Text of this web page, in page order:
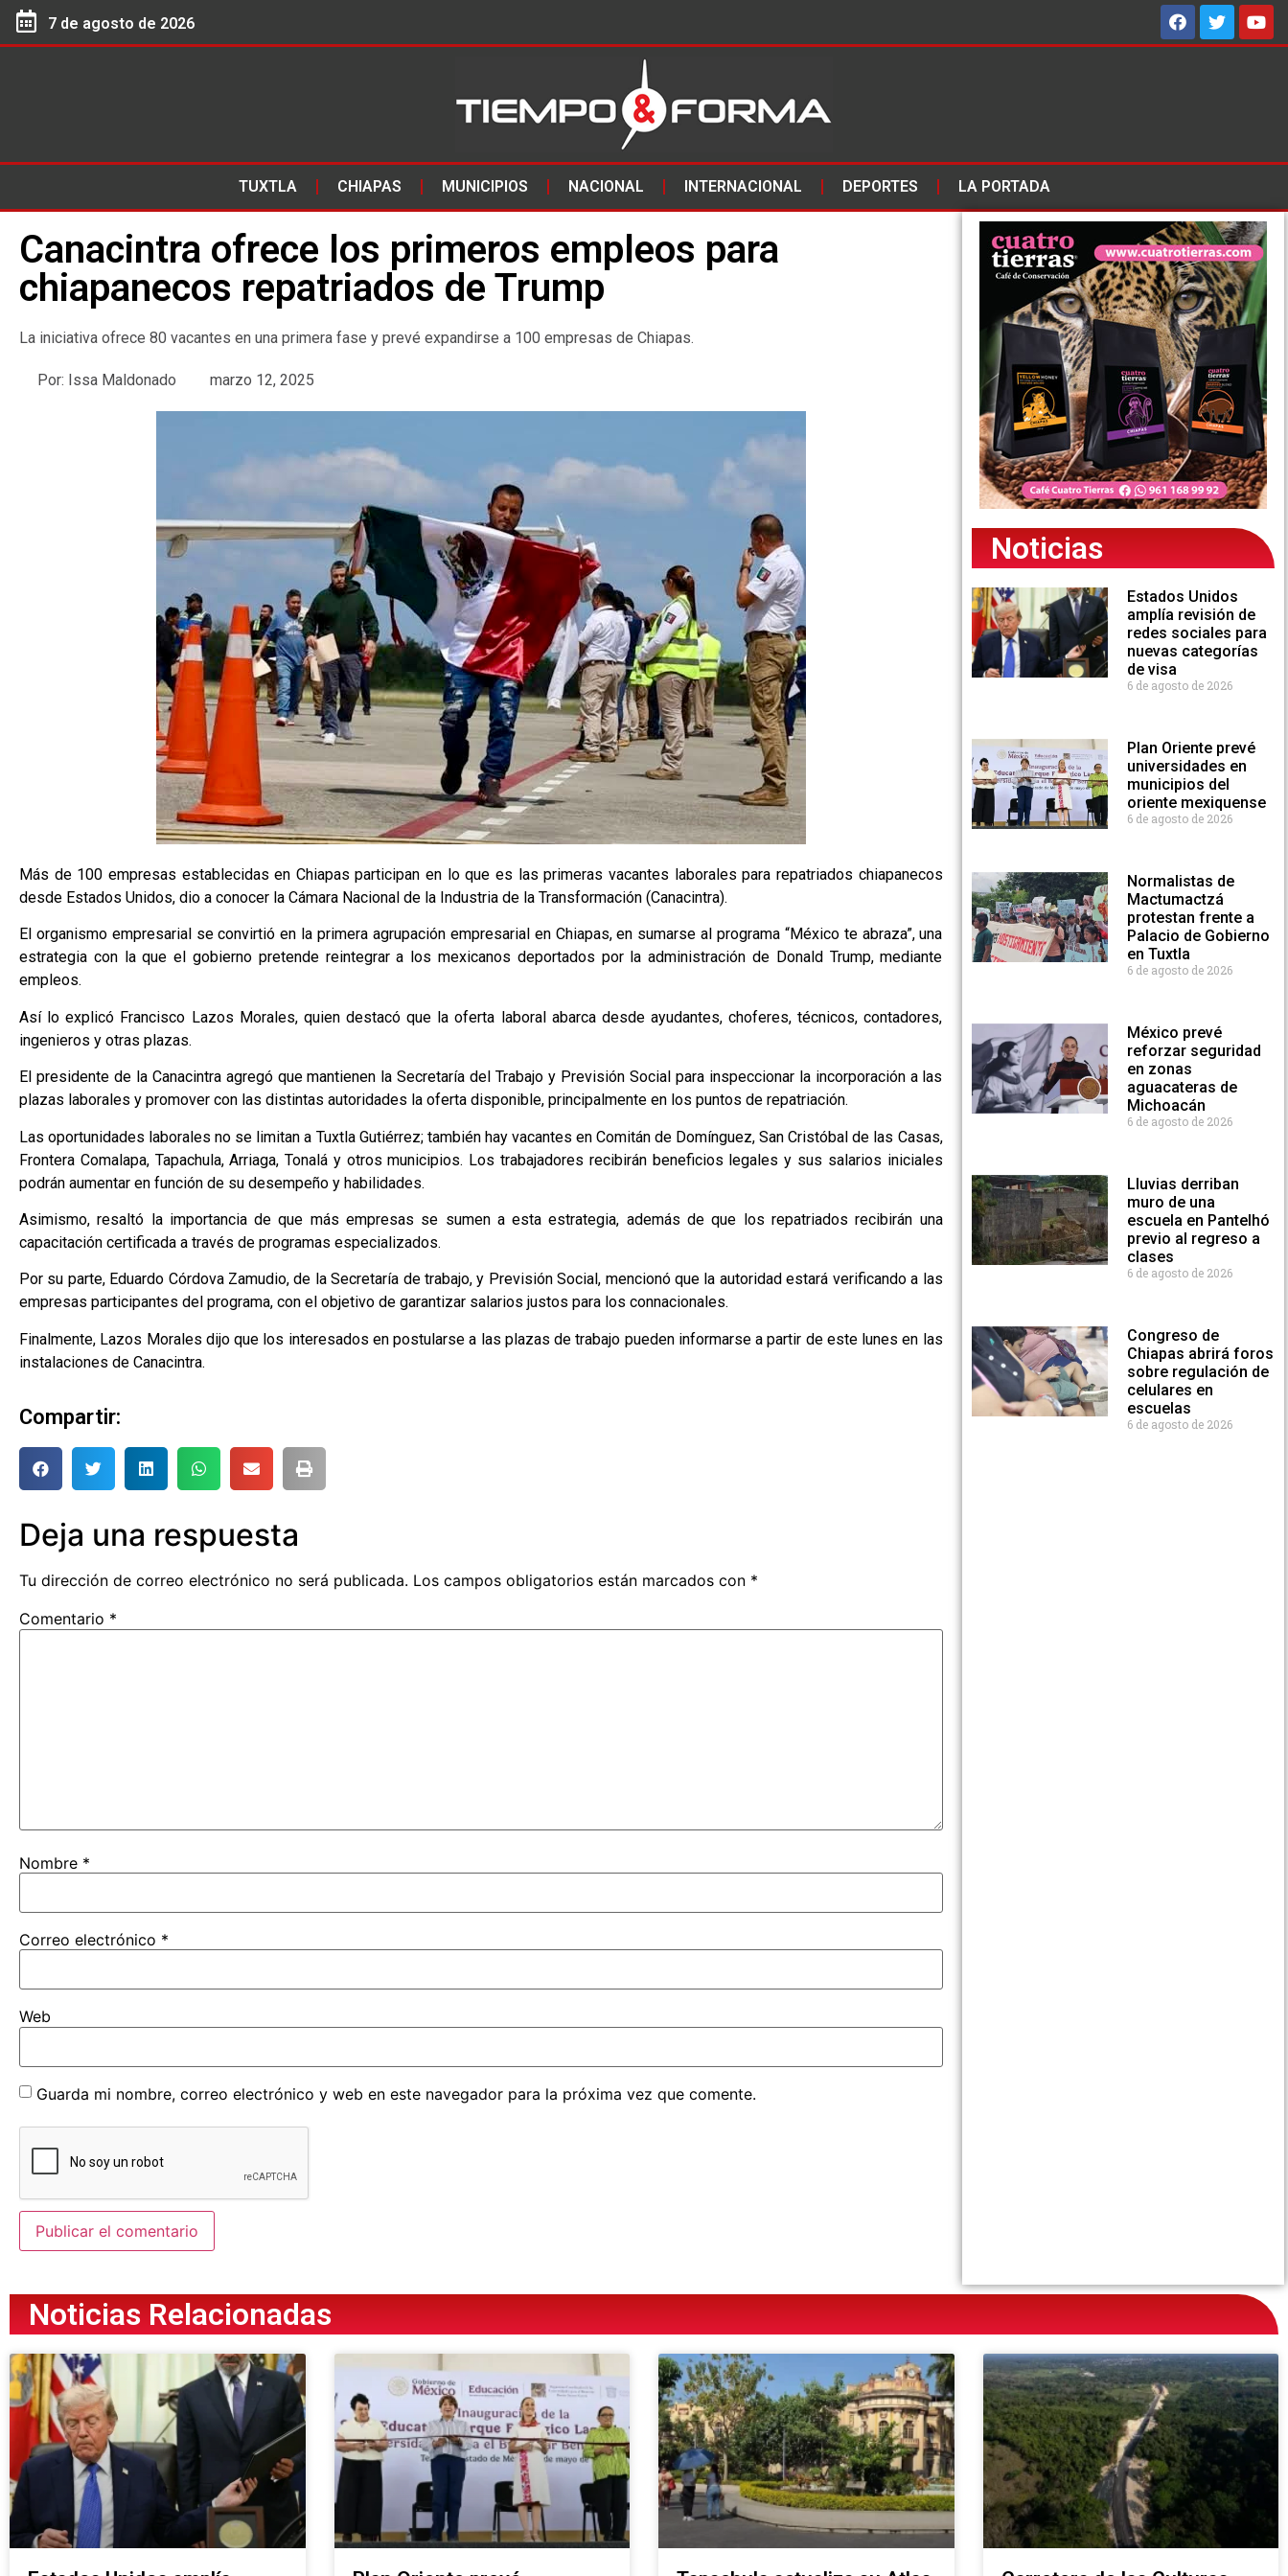
7 de agosto de 2026
TUXTLA CHIAPAS MUNICIPIOS NACIONAL INTERNACIONAL DEPORTES LA PORTADA
Canacintra ofrece los primeros empleos para
chiapanecos repatriados de Trump
La iniciativa ofrece 80 vacantes en una primera fase y prevé expandirse a 100 empresas de Chiapas.
Por: Issa Maldonado marzo 12, 2025
Más de 100 empresas establecidas en Chiapas participan en lo que es las primeras vacantes laborales para repatriados chiapanecos
desde Estados Unidos, dio a conocer la Cámara Nacional de la Industria de la Transformación (Canacintra).
El organismo empresarial se convirtió en la primera agrupación empresarial en Chiapas, en sumarse al programa “México te abraza”, una
estrategia con la que el gobierno pretende reintegrar a los mexicanos deportados por la administración de Donald Trump, mediante
empleos.
Así lo explicó Francisco Lazos Morales, quien destacó que la oferta laboral abarca desde ayudantes, choferes, técnicos, contadores,
ingenieros y otras plazas.
El presidente de la Canacintra agregó que mantienen la Secretaría del Trabajo y Previsión Social para inspeccionar la incorporación a las
plazas laborales y promover con las distintas autoridades la oferta disponible, principalmente en los puntos de repatriación.
Las oportunidades laborales no se limitan a Tuxtla Gutiérrez; también hay vacantes en Comitán de Domínguez, San Cristóbal de las Casas,
Frontera Comalapa, Tapachula, Arriaga, Tonalá y otros municipios. Los trabajadores recibirán beneficios legales y sus salarios iniciales
podrán aumentar en función de su desempeño y habilidades.
Asimismo, resaltó la importancia de que más empresas se sumen a esta estrategia, además de que los repatriados recibirán una
capacitación certificada a través de programas especializados.
Por su parte, Eduardo Córdova Zamudio, de la Secretaría de trabajo, y Previsión Social, mencionó que la autoridad estará verificando a las
empresas participantes del programa, con el objetivo de garantizar salarios justos para los connacionales.
Finalmente, Lazos Morales dijo que los interesados ​​en postularse a las plazas de trabajo pueden informarse a partir de este lunes en las
instalaciones de Canacintra.
Compartir:
Deja una respuesta
Tu dirección de correo electrónico no será publicada. Los campos obligatorios están marcados con *
Comentario *
Nombre *
Correo electrónico *
Web
Guarda mi nombre, correo electrónico y web en este navegador para la próxima vez que comente.
Noticias
Estados Unidos
amplía revisión de
redes sociales para
nuevas categorías
de visa
6 de agosto de 2026
Plan Oriente prevé
universidades en
municipios del
oriente mexiquense
6 de agosto de 2026
Normalistas de
Mactumactzá
protestan frente a
Palacio de Gobierno
en Tuxtla
6 de agosto de 2026
México prevé
reforzar seguridad
en zonas
aguacateras de
Michoacán
6 de agosto de 2026
Lluvias derriban
muro de una
escuela en Pantelhó
previo al regreso a
clases
6 de agosto de 2026
Congreso de
Chiapas abrirá foros
sobre regulación de
celulares en
escuelas
6 de agosto de 2026
Noticias Relacionadas